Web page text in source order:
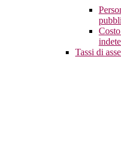
Tassi di